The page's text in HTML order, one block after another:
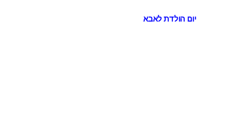
יום הולדת לאבא